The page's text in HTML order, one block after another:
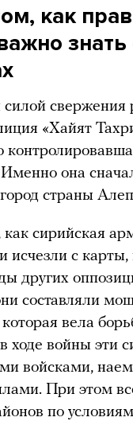
как
свержения
«Хайят
она
страны
как сирийская
исчезли с
других
составляли
вела
ходе войны эти
войсками,
При этом
по